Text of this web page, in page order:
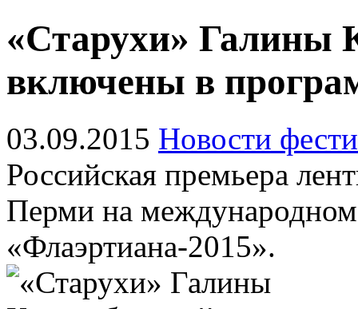
«Старухи» Галины
включены в
03.09.2015 Новости
Российская премьера
Перми на
«Флаэртиана-2015».